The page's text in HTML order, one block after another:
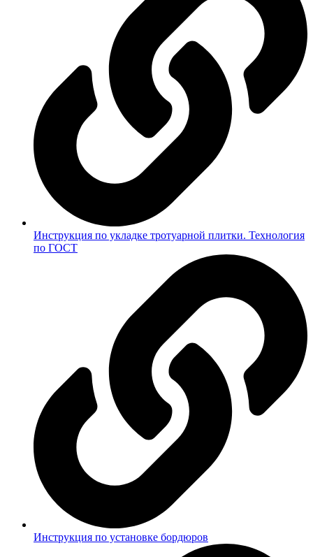
Инструкция по укладке тротуарной плитки. Технология
по ГОСТ
Инструкция по установке бордюров